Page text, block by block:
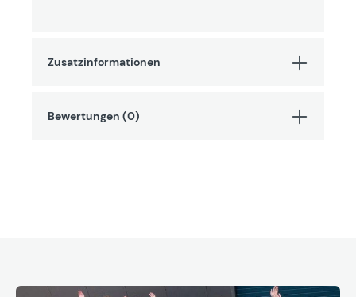
Zusatzinformationen
Bewertungen (0)